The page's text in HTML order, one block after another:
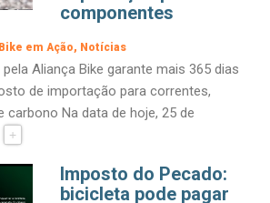
componentes
em Ação Notícias
Aliança Bike garante mais 365 dias
de importação para correntes,
carbono Na data de hoje, 25 de
+
Imposto do Pecado:
bicicleta pode pagar